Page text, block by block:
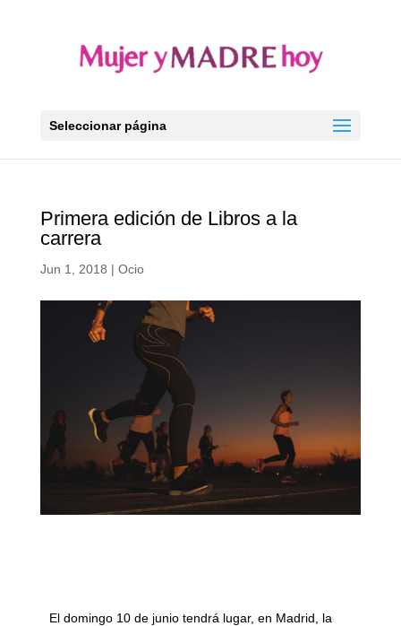
Seleccionar página
Primera edición de Libros a la
carrera
Jun 1, 2018 | Ocio
El domingo 10 de junio tendrá lugar, en Madrid, la